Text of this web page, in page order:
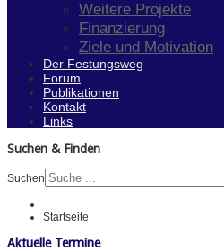
Weitere Projekte
Finanzierung
Ziele und Motivation
Der Festungsweg
Forum
Publikationen
Kontakt
Links
Suchen & Finden
Suchen
Startseite
Aktuelle Termine